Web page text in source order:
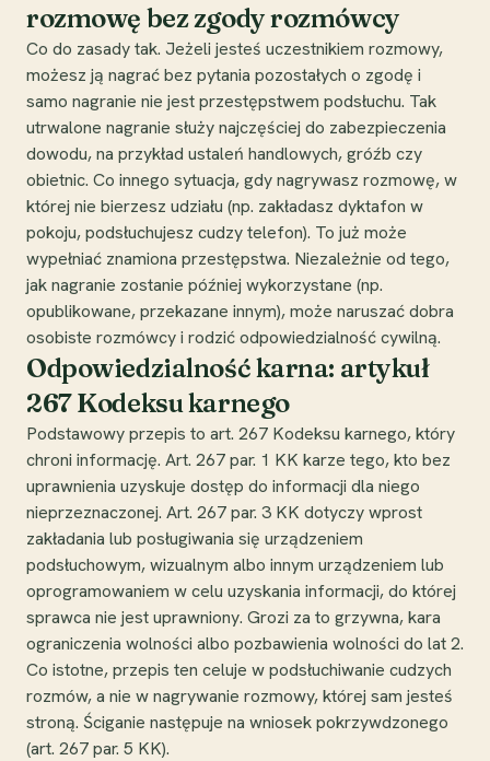
rozmowę bez zgody rozmówcy
Co do zasady tak. Jeżeli jesteś uczestnikiem rozmowy,
możesz ją nagrać bez pytania pozostałych o zgodę i
samo nagranie nie jest przestępstwem podsłuchu. Tak
utrwalone nagranie służy najczęściej do zabezpieczenia
dowodu, na przykład ustaleń handlowych, gróźb czy
obietnic. Co innego sytuacja, gdy nagrywasz rozmowę, w
której nie bierzesz udziału (np. zakładasz dyktafon w
pokoju, podsłuchujesz cudzy telefon). To już może
wypełniać znamiona przestępstwa. Niezależnie od tego,
jak nagranie zostanie później wykorzystane (np.
opublikowane, przekazane innym), może naruszać dobra
osobiste rozmówcy i rodzić odpowiedzialność cywilną.
Odpowiedzialność karna: artykuł
267 Kodeksu karnego
Podstawowy przepis to art. 267 Kodeksu karnego, który
chroni informację. Art. 267 par. 1 KK karze tego, kto bez
uprawnienia uzyskuje dostęp do informacji dla niego
nieprzeznaczonej. Art. 267 par. 3 KK dotyczy wprost
zakładania lub posługiwania się urządzeniem
podsłuchowym, wizualnym albo innym urządzeniem lub
oprogramowaniem w celu uzyskania informacji, do której
sprawca nie jest uprawniony. Grozi za to grzywna, kara
ograniczenia wolności albo pozbawienia wolności do lat 2.
Co istotne, przepis ten celuje w podsłuchiwanie cudzych
rozmów, a nie w nagrywanie rozmowy, której sam jesteś
stroną. Ściganie następuje na wniosek pokrzywdzonego
(art. 267 par. 5 KK).